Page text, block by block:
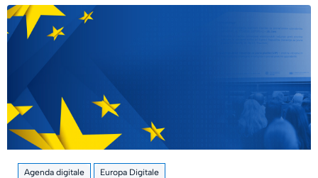
Agenda digitale Europa Digitale